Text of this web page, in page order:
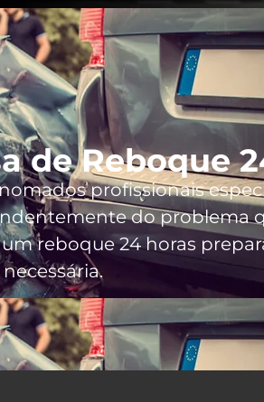
de Reboque
profissionais
do problema
reboque 24 horas
necessária.